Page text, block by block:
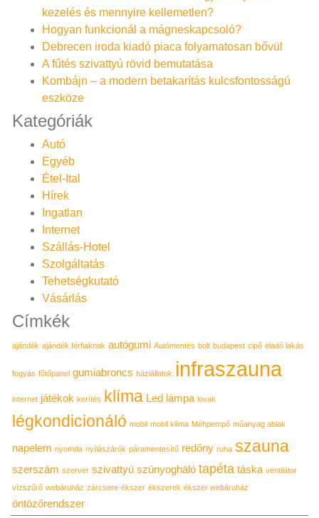
kezelés és mennyire kellemetlen?
Hogyan funkcionál a mágneskapcsoló?
Debrecen iroda kiadó piaca folyamatosan bővül
A fűtés szivattyú rövid bemutatása
Kombájn – a modern betakarítás kulcsfontosságú
eszköze
Kategóriák
Autó
Egyéb
Étel-Ital
Hírek
Ingatlan
Internet
Szállás-Hotel
Szolgáltatás
Tehetségkutató
Vásárlás
Címkék
ajándék ajándék férfiaknak autógumi Autómentés bolt budapest cipő eladó lakás
fogyás fűtőpanel gumiabroncs háziállatok infraszauna
internet játékok kerítés klíma Led lámpa lovak
légkondicionáló mobil mobil klíma Méhpempő műanyag ablak
napelem nyomda nyílászárók páramentesítő redőny ruha szauna
szerszám szerver szivattyú szúnyogháló tapéta táska ventilátor
vízszűrő webáruház zárcsere ékszer ékszerek ékszer webáruház
öntözőrendszer